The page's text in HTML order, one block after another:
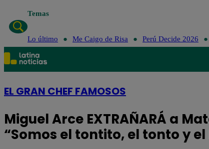
Temas
Lo último Me Caigo de Risa Perú Decide 2026
EL GRAN CHEF FAMOSOS
Miguel Arce EXTRAÑARÁ a
“Somos el tontito, el tonto y el